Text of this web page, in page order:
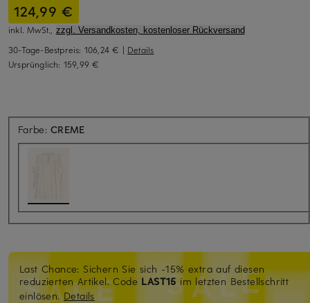
124,99 €
inkl. MwSt., zzgl. Versandkosten, kostenloser Rückversand
30-Tage-Bestpreis: 106,24 € | Details
Ursprünglich: 159,99 €
Farbe:CREME
Last Chance: Sichern Sie sich -15% extra auf diesen
reduzierten Artikel. Code LAST15im letzten Bestellschritt
einlösen.Details